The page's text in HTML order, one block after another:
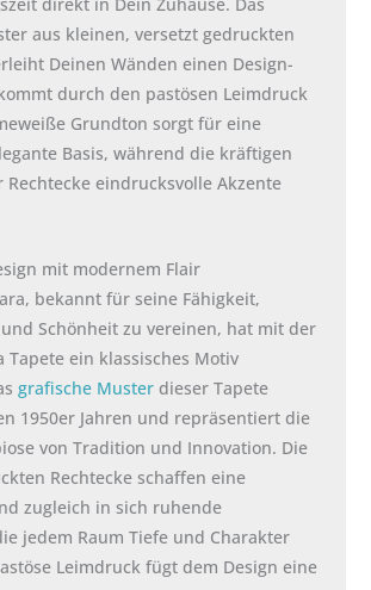
direkt in Dein Zuhause. Das
aus kleinen, versetzt gedruckten
Deinen Wänden einen Design-
durch den pastösen Leimdruck
Grundton sorgt für eine
Basis, während die kräftigen
Rechtecke eindrucksvolle Akzente
mit modernem Flair
bekannt für seine Fähigkeit,
Schönheit zu vereinen, hat mit der
Tapete ein klassisches Motiv
grafische Muster dieser Tapete
1950er Jahren und repräsentiert die
von Tradition und Innovation. Die
Rechtecke schaffen eine
zugleich in sich ruhende
jedem Raum Tiefe und Charakter
Leimdruck fügt dem Design eine